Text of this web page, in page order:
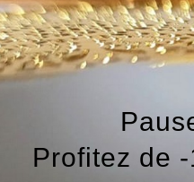
Profitez de